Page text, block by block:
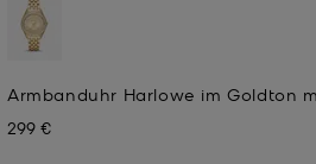
Armbanduhr Harlowe im Goldton
Jetzt
299 €